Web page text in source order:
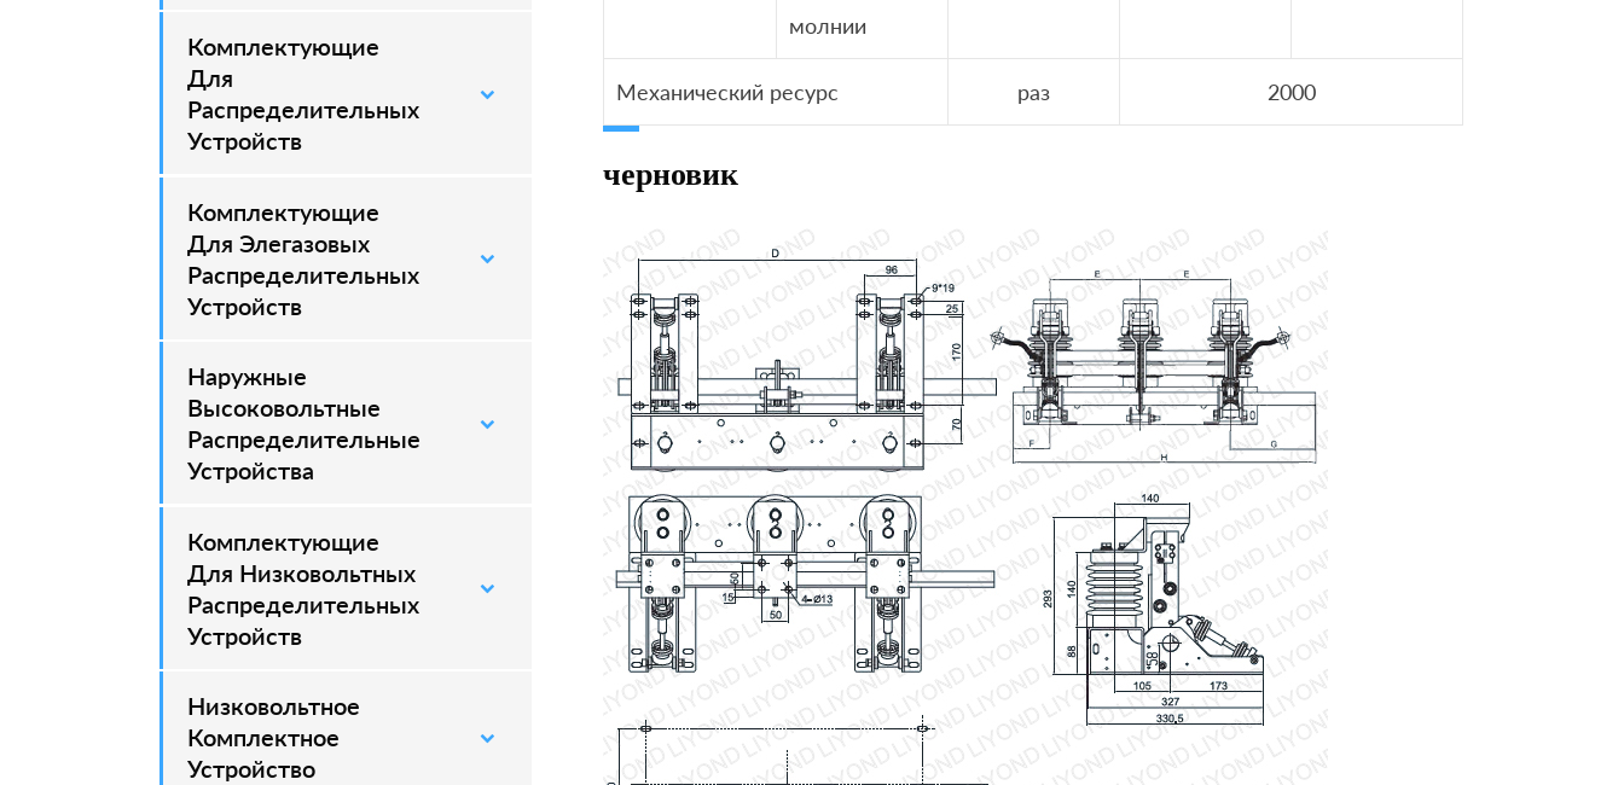
Комплектующие
Для
Распределительных
Устройств
–
Комплектующие
Для Элегазовых
Распределительных
Устройств
–
Наружные
Высоковольтные
Распределительные
Устройства
–
Комплектующие
Для Низковольтных
Распределительных
Устройств
Низковольтное
Комплектное
Устройство
молнии
Механический ресурс раз 2000
черновик